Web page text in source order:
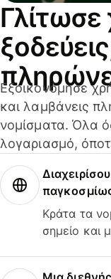
Εξοικονόμησε
και λαμβάνεις
νομίσματα. Όλα
λογαριασμό,
Κράτα τα
σημείο και